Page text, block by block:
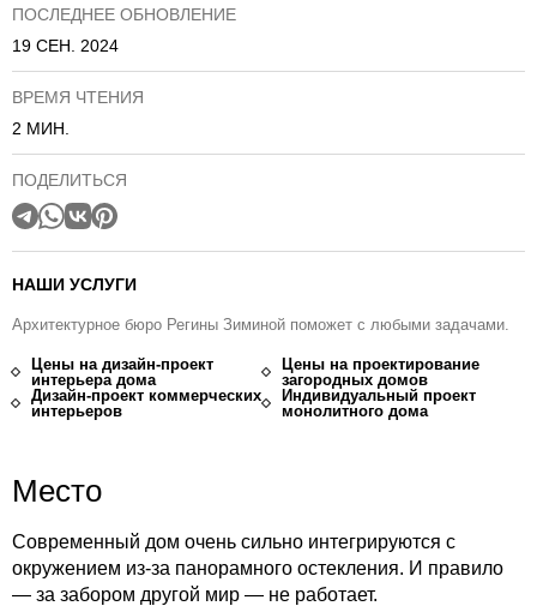
ПОСЛЕДНЕЕ ОБНОВЛЕНИЕ
19 СЕН. 2024
ВРЕМЯ ЧТЕНИЯ
2 МИН.
ПОДЕЛИТЬСЯ
НАШИ УСЛУГИ
Архитектурное бюро Регины Зиминой поможет с любыми задачами.
Цены на дизайн-проект
интерьера дома
Цены на проектирование
загородных домов
Дизайн-проект коммерческих
интерьеров
Индивидуальный проект
монолитного дома
Место
Современный дом очень сильно интегрируются с
окружением из-за панорамного остекления. И правило
— за забором другой мир — не работает.